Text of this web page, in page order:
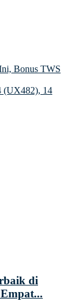
Bonus TWS
(UX482), 14
di